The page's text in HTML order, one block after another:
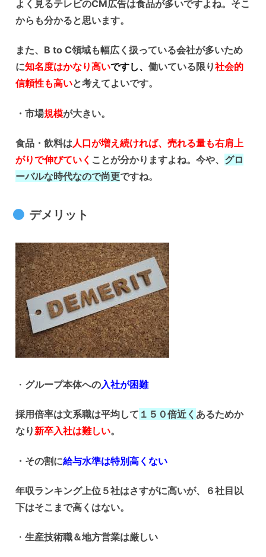
よく見るテレビのCM広告は食品が多いですよね。そこ
からも分かると思います。
また、B to C領域も幅広く扱っている会社が多いため
に知名度はかなり高いですし、 働いている限り社会的
信頼性も高いと考えてよいです。
・市場規模が大きい。
食品・飲料は人口が増え続ければ、売れる量も右肩上
がりで伸びていく ことが分かりますよね。今や、 グロ
ーバルな時代なので尚更ですね。
デメリット
・ グループ本体への入社が困難
採用倍率は文系職は平均して １５０倍近く あるためか
なり新卒入社は難しい。
・その割に給与水準は特別高くない
年収ランキング上位５社はさすがに高いが、６社目以
下はそこまで高くはない。
・ 生産技術職＆地方営業は厳しい